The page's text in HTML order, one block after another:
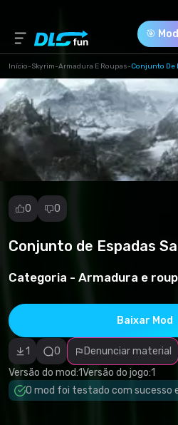
🎯
Início-Skyrim-Armadura E Roupas-Conjunto De
0 0
Conjunto de Espadas
Categoria - Armadura e
Baixar Mod
1 0
Denunciar material
Versão do mod:1Versão do jogo:1
O mod foi testado com sucesso
Denunciar
incorreta
Software
malicioso/vírus
Conteúdo não
funcional
Descrição
Versão do Jogo *
1
Download (12.43 Mb)